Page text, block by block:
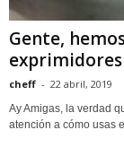
Gente,
cheff - 22 abril, 2019
Ay Amigas, la verdad
atención a cómo usas